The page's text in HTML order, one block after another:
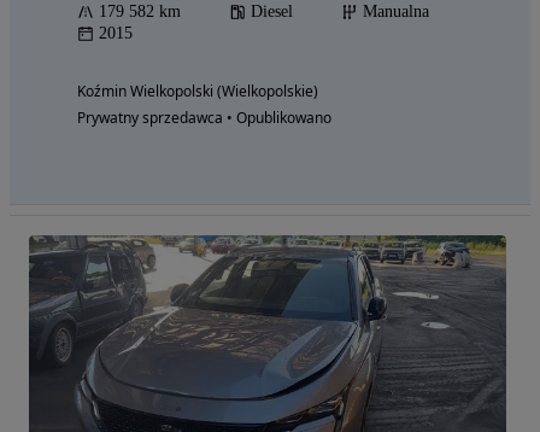
179 582 km Diesel
Manualna
2015
Koźmin Wielkopolski (Wielkopolskie)
Prywatny sprzedawca • Opublikowano